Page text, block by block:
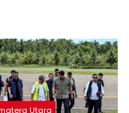
Utara